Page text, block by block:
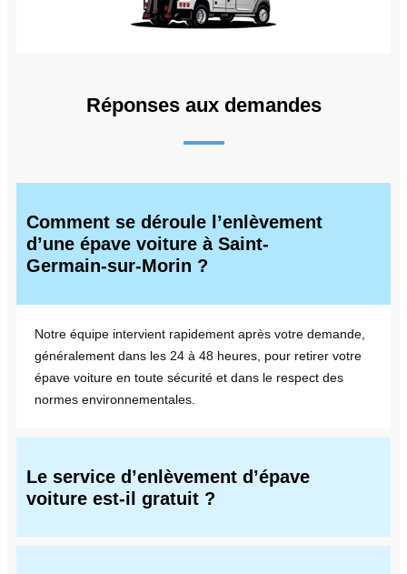
Réponses aux demandes
Comment se déroule l’enlèvement
d’une épave voiture à Saint-
Germain-sur-Morin ?
Notre équipe intervient rapidement après votre demande,
généralement dans les 24 à 48 heures, pour retirer votre
épave voiture en toute sécurité et dans le respect des
normes environnementales.
Le service d’enlèvement d’épave
voiture est-il gratuit ?